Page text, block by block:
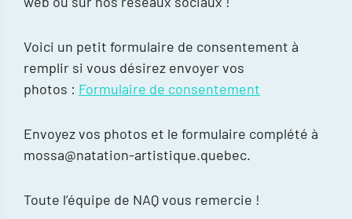
Voici un petit formulaire de consentement à
remplir si vous désirez envoyer vos
photos : Formulaire de consentement
Envoyez vos photos et le formulaire complété à
mossa@natation-artistique.quebec.
Toute l’équipe de NAQ vous remercie !